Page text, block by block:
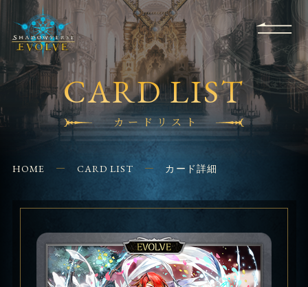
Q&A
EVENT SHOPS
FOR
BEGINNERS
APPLICATION
CONTACT
CARD LIST
カードリスト
HOME CARD LIST カード詳細